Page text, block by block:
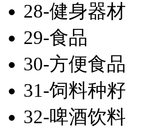
28-健身器材
29-食品
30-方便食品
31-饲料种籽
32-啤酒饮料